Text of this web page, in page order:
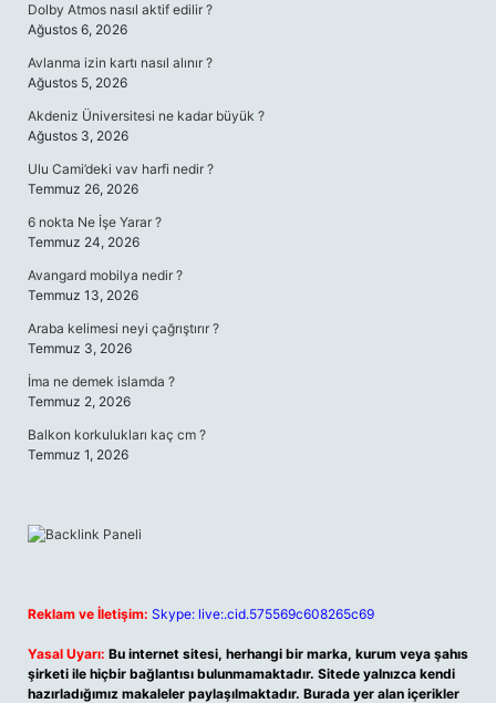
Dolby Atmos nasıl aktif edilir ?
Ağustos 6, 2026
Avlanma izin kartı nasıl alınır ?
Ağustos 5, 2026
Akdeniz Üniversitesi ne kadar büyük ?
Ağustos 3, 2026
Ulu Cami’deki vav harfi nedir ?
Temmuz 26, 2026
6 nokta Ne İşe Yarar ?
Temmuz 24, 2026
Avangard mobilya nedir ?
Temmuz 13, 2026
Araba kelimesi neyi çağrıştırır ?
Temmuz 3, 2026
İma ne demek islamda ?
Temmuz 2, 2026
Balkon korkulukları kaç cm ?
Temmuz 1, 2026
Reklam ve İletişim: Skype: live:.cid.575569c608265c69
Yasal Uyarı: Bu internet sitesi, herhangi bir marka, kurum veya şahıs
şirketi ile hiçbir bağlantısı bulunmamaktadır. Sitede yalnızca kendi
hazırladığımız makaleler paylaşılmaktadır. Burada yer alan içerikler